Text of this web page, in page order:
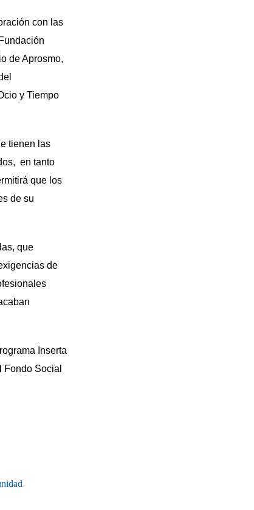
con las
de Aprosmo,
y Tiempo
tienen las
en tanto
que los
de su
que
de
Inserta
Fondo Social